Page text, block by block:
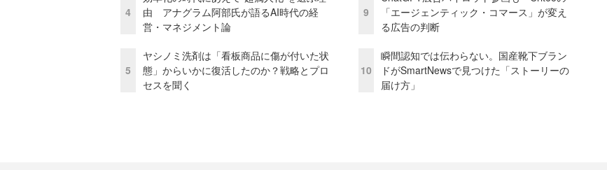
4
由 アナグラム阿部氏が語るAI時代の経
営・マネジメント論
5
ヤシノミ洗剤は「看板商品に傷が付いた状
態」からいかに復活したのか？戦略とプロ
セスを聞く
9
「エージェンティック・コマース」が変え
る広告の判断
10
瞬間認知では伝わらない。国産靴下ブラン
ドがSmartNewsで見つけた「ストーリーの
届け方」